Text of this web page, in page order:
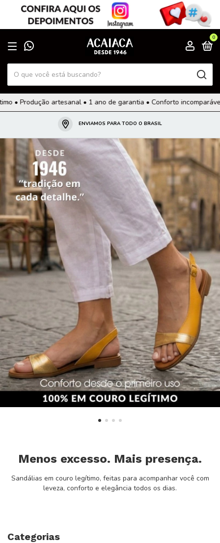
0
• 1 ano de garantia • Conforto incomparável • Troca grátis.
ENVIAMOS PARA TODO O BRASIL
Menos excesso. Mais presença.
Sandálias em couro legítimo, feitas para acompanhar você com
leveza, conforto e elegância todos os dias.
Categorias